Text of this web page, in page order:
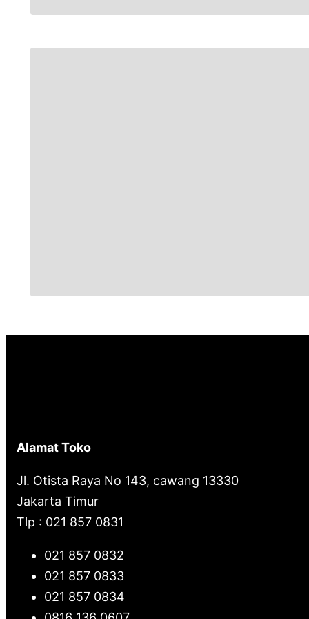
Alamat Toko
Jl. Otista Raya No 143, cawang 13330
Jakarta Timur
Tlp : 021 857 0831
021 857 0832
021 857 0833
021 857 0834